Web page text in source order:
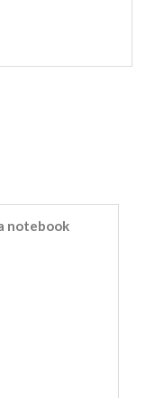
notebook